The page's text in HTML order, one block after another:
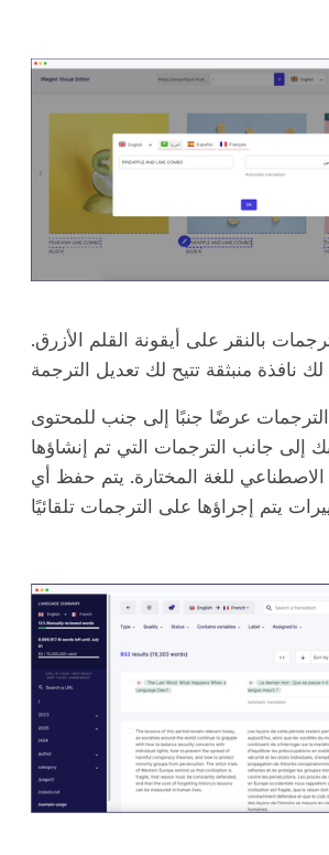
بالنقر على أيقونة القلم الأزرق.
عرضًا جنبًا إلى جنب للمحتوى
إلى جانب الترجمات التي تم إنشاؤها
الاصطناعي للغة المختارة. يتم حفظ أي